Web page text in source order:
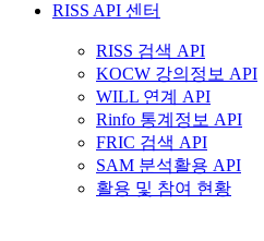
RISS API 센터
RISS 검색 API
KOCW 강의정보 API
WILL 연계 API
Rinfo 통계정보 API
FRIC 검색 API
SAM 분석활용 API
활용 및 참여 현황